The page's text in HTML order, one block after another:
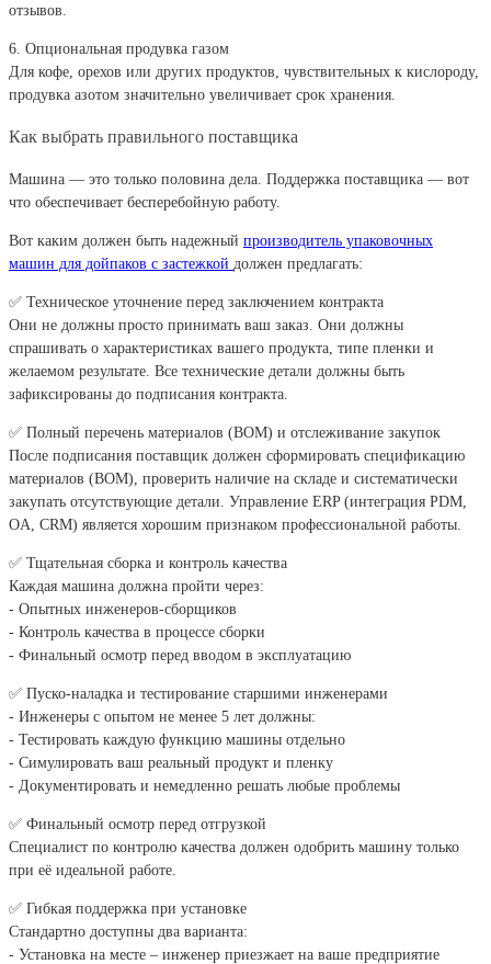
отзывов.
6. Опциональная продувка газом
Для кофе, орехов или других продуктов, чувствительных к кислороду,
продувка азотом значительно увеличивает срок хранения.
Как выбрать правильного поставщика
Машина — это только половина дела. Поддержка поставщика — вот
что обеспечивает бесперебойную работу.
Вот каким должен быть надежный производитель упаковочных
машин для дойпаков с застежкой должен предлагать:
✅ Техническое уточнение перед заключением контракта
Они не должны просто принимать ваш заказ. Они должны
спрашивать о характеристиках вашего продукта, типе пленки и
желаемом результате. Все технические детали должны быть
зафиксированы до подписания контракта.
✅ Полный перечень материалов (BOM) и отслеживание закупок
После подписания поставщик должен сформировать спецификацию
материалов (BOM), проверить наличие на складе и систематически
закупать отсутствующие детали. Управление ERP (интеграция PDM,
OA, CRM) является хорошим признаком профессиональной работы.
✅ Тщательная сборка и контроль качества
Каждая машина должна пройти через:
- Опытных инженеров-сборщиков
- Контроль качества в процессе сборки
- Финальный осмотр перед вводом в эксплуатацию
✅ Пуско-наладка и тестирование старшими инженерами
- Инженеры с опытом не менее 5 лет должны:
- Тестировать каждую функцию машины отдельно
- Симулировать ваш реальный продукт и пленку
- Документировать и немедленно решать любые проблемы
✅ Финальный осмотр перед отгрузкой
Специалист по контролю качества должен одобрить машину только
при её идеальной работе.
✅ Гибкая поддержка при установке
Стандартно доступны два варианта:
- Установка на месте – инженер приезжает на ваше предприятие